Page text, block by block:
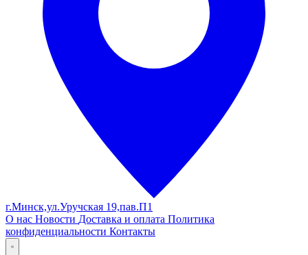
г.Минск,ул.Уручская 19,пав.П1
О нас Новости Доставка и оплата Политика
конфиденциальности Контакты